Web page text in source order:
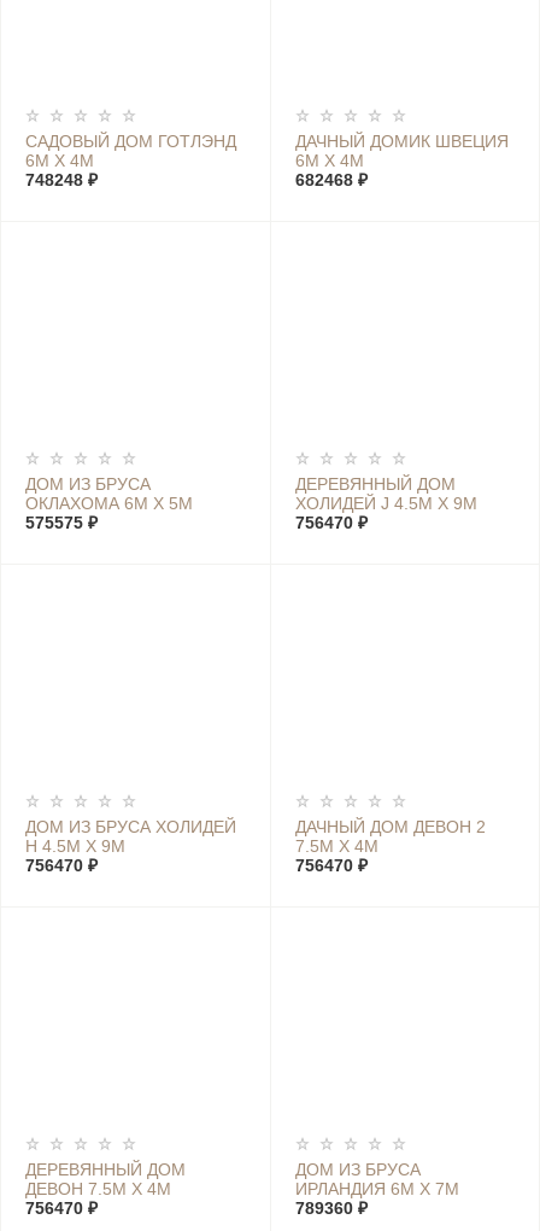
САДОВЫЙ ДОМ ГОТЛЭНД
6М Х 4М
748248 ₽
ДАЧНЫЙ ДОМИК ШВЕЦИЯ
6М Х 4М
682468 ₽
ДОМ ИЗ БРУСА
ОКЛАХОМА 6М Х 5М
575575 ₽
ДЕРЕВЯННЫЙ ДОМ
ХОЛИДЕЙ J 4.5М Х 9М
756470 ₽
ДОМ ИЗ БРУСА ХОЛИДЕЙ
Н 4.5М Х 9М
756470 ₽
ДАЧНЫЙ ДОМ ДЕВОН 2
7.5М Х 4М
756470 ₽
ДЕРЕВЯННЫЙ ДОМ
ДЕВОН 7.5М Х 4М
756470 ₽
ДОМ ИЗ БРУСА
ИРЛАНДИЯ 6М Х 7М
789360 ₽